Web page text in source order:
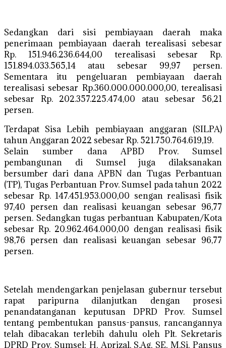
Sedangkan dari sisi pembiayaan daerah maka
penerimaan pembiayaan daerah terealisasi sebesar
Rp. 151.946.236.644,00 terealisasi sebesar Rp.
151.894.033.565,14 atau sebesar 99,97 persen.
Sementara itu pengeluaran pembiayaan daerah
terealisasi sebesar Rp.360.000.000.000,00, terealisasi
sebesar Rp. 202.357.225.474,00 atau sebesar 56,21
persen.
Terdapat Sisa Lebih pembiayaan anggaran (SILPA)
tahun Anggaran 2022 sebesar Rp. 521.750.764.619,19.
Selain sumber dana APBD Prov. Sumsel
pembangunan di Sumsel juga dilaksanakan
bersumber dari dana APBN dan Tugas Perbantuan
(TP), Tugas Perbantuan Prov. Sumsel pada tahun 2022
sebesar Rp. 147.451.953.000,00 sengan realisasi fisik
97,40 persen dan realisasi keuangan sebesar 96,77
persen. Sedangkan tugas perbantuan Kabupaten/Kota
sebesar Rp. 20.962.464.000,00 dengan realisasi fisik
98,76 persen dan realisasi keuangan sebesar 96,77
persen.
Setelah mendengarkan penjelasan gubernur tersebut
rapat paripurna dilanjutkan dengan prosesi
penandatanganan keputusan DPRD Prov. Sumsel
tentang pembentukan pansus-pansus, rancangannya
telah dibacakan terlebih dahulu oleh Plt. Sekretaris
DPRD Prov. Sumsel; H. Aprizal, S.Ag, SE, M.Si. Pansus